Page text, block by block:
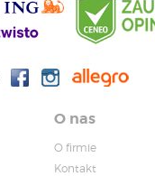
O nas
O firmie
Kontakt